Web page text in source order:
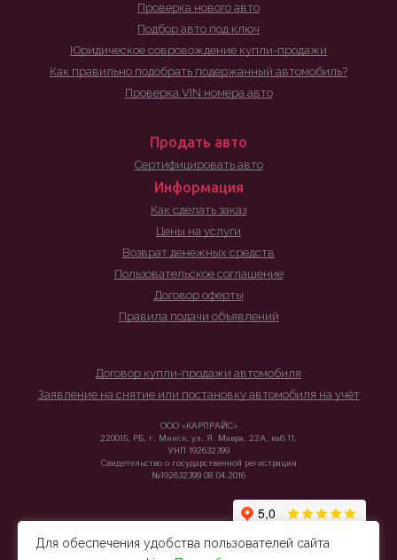
Проверка нового авто
Подбор авто под ключ
Юридическое совровождение купли-продажи
Как правильно подобрать подержанный автомобиль?
Проверка VIN номера авто
Продать авто
Сертифицировать авто
Информация
Как сделать заказ
Цены на услуги
Возврат денежных средств
Пользовательское соглашение
Договор оферты
Правила подачи объявлений
Договор купли-продажи автомобиля
Заявление на снятие или постановку автомобиля на учёт
ООО «КАРПРАЙС»
220015, РБ, г. Минск, ул. Я. Мавра, 22А, каб.11.
УНП 192632399
Свидетельство о государственной регистрации
№192632399 08.04.2016
Для обеспечения удобства пользователей сайта